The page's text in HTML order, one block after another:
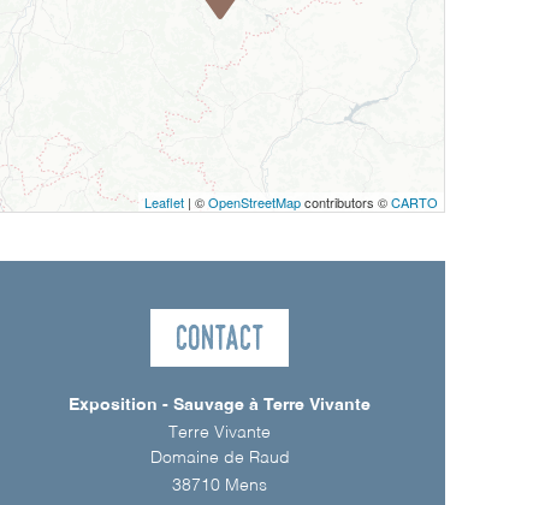
Leaflet | ©OpenStreetMapcontributors ©CARTO
Contact
Exposition - Sauvage à Terre Vivante
Terre Vivante
Domaine de Raud
38710 Mens